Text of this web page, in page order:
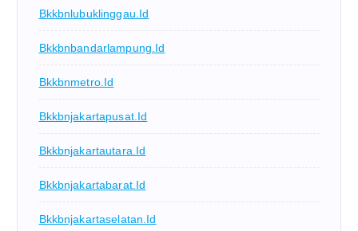
Bkkbnlubuklinggau.id
Bkkbnbandarlampung.id
Bkkbnmetro.id
Bkkbnjakartapusat.id
Bkkbnjakartautara.id
Bkkbnjakartabarat.id
Bkkbnjakartaselatan.id